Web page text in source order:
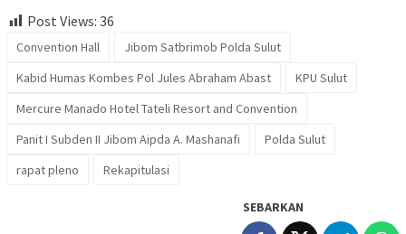
Post Views: 36
Convention Hall
Jibom Satbrimob Polda Sulut
Kabid Humas Kombes Pol Jules Abraham Abast
KPU Sulut
Mercure Manado Hotel Tateli Resort and Convention
Panit I Subden II Jibom Aipda A. Mashanafi
Polda Sulut
rapat pleno
Rekapitulasi
SEBARKAN